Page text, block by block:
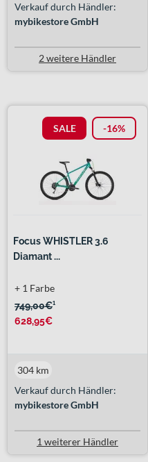
Verkauf durch Händler:
mybikestore GmbH
2 weitere Händler
SALE -16%
Focus WHISTLER 3.6
Diamant ...
749,00€¹
628,95€
+ 1 Farbe
Verkauf durch Händler:
mybikestore GmbH
304 km
1 weiterer Händler